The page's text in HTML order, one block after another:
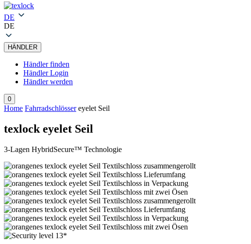
DE
DE
HÄNDLER
Händler finden
Händler Login
Händler werden
0
Home Fahrradschlössereyelet Seil
texlock eyelet Seil
3-Lagen HybridSecure™ Technologie